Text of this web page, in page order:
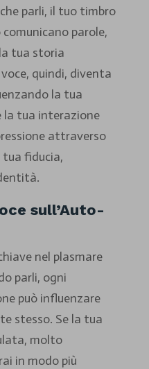
parli, il tuo timbro
parole,
tua storia
quindi, diventa
la tua
la tua interazione
attraverso
fiducia,
sull’Auto-
nel plasmare
parli, ogni
può influenzare
stesso. Se la tua
molto
in modo più